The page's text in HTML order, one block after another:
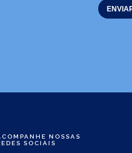
NOSSAS
SOCIAIS